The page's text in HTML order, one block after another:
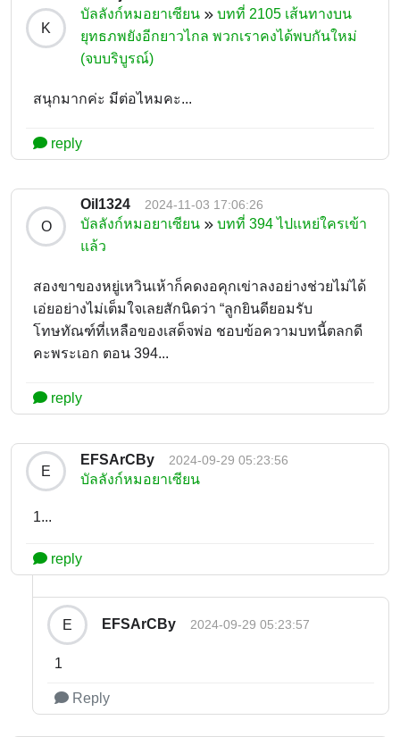
K
บัลลังก์หมอยาเซียน
บทที่ 2105 เส้นทางบน
ยุทธภพยังอีกยาวไกล พวกเราคงได้พบกันใหม่
(จบบริบูรณ์)
สนุกมากค่ะ มีต่อไหมคะ...
reply
O
Oil1324 2024-11-03 17:06:26
บัลลังก์หมอยาเซียน
บทที่ 394 ไปแหย่ใครเข้า
แล้ว
สองขาของหยู่เหวินเห้าก็คดงอคุกเข่าลงอย่างช่วยไม่ได้
เอ่ยอย่างไม่เต็มใจเลยสักนิดว่า “ลูกยินดียอมรับ
โทษทัณฑ์ที่เหลือของเสด็จพ่อ ชอบข้อความบทนี้ตลกดี
คะพระเอก ตอน 394...
reply
E
EFSArCBy 2024-09-29 05:23:56
บัลลังก์หมอยาเซียน
1...
reply
E EFSArCBy 2024-09-29 05:23:57
1
Reply